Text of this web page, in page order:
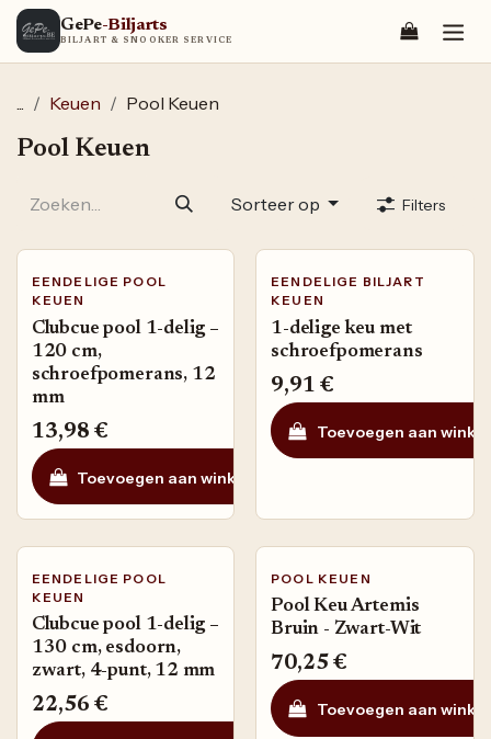
Overslaan naar inhoud
GePe-Biljarts
BILJART & SNOOKER SERVICE
Keuen Pool Keuen
Pool Keuen
Sorteer op Filters
EENDELIGE POOL
KEUEN
Clubcue pool 1-delig –
120 cm,
schroefpomerans, 12
mm
13,98 €
Toevoegen aan winkelmandje
EENDELIGE BILJART
KEUEN
1-delige keu met
schroefpomerans
9,91 €
Toevoegen aan
EENDELIGE POOL
KEUEN
Clubcue pool 1-delig –
130 cm, esdoorn,
zwart, 4-punt, 12 mm
22,56 €
POOL KEUEN
Pool Keu Artemis
Bruin - Zwart-Wit
70,25 €
Toevoegen aan